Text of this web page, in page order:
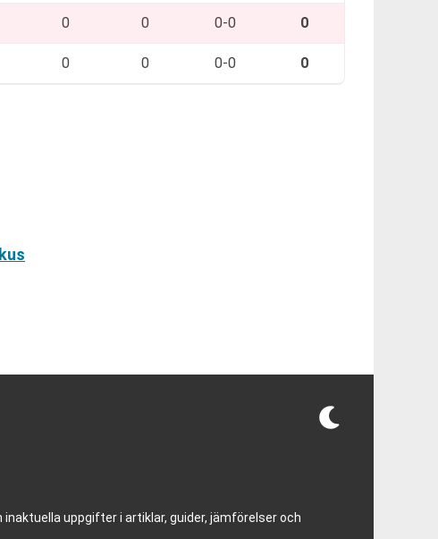
0 0 0-0 0
0 0 0-0 0
uppgifter i artiklar, guider, jämförelser och